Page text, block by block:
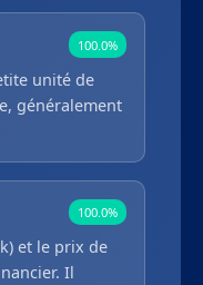
100.0%
unité de
généralement
100.0%
et le prix de
Il